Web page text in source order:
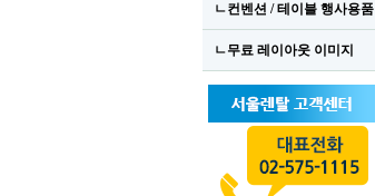
ㄴ컨벤션 / 테이블 행사용품
ㄴ무료 레이아웃 이미지